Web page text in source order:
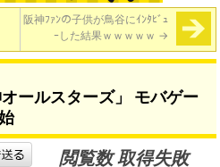
阪神ﾌｧﾝの子供が鳥谷にｲﾝﾀﾋﾞｭ
ｰした結果ｗｗｗｗｗ →
オールスターズ」 モバゲー
閲覧数 取得失敗